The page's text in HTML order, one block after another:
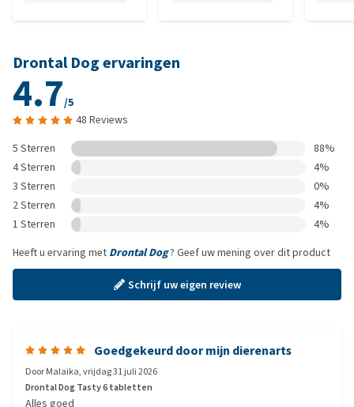
Drontal Dog ervaringen
4.7/5
48 Reviews
5 Sterren
88%
4 Sterren
4%
3 Sterren
0%
2 Sterren
4%
1 Sterren
4%
Heeft u ervaring met Drontal Dog? Geef uw mening over dit product
Schrijf uw eigen review
Goedgekeurd door mijn dierenarts
DoorMalaika,vrijdag 31 juli 2026
Drontal Dog Tasty 6 tabletten
Alles goed